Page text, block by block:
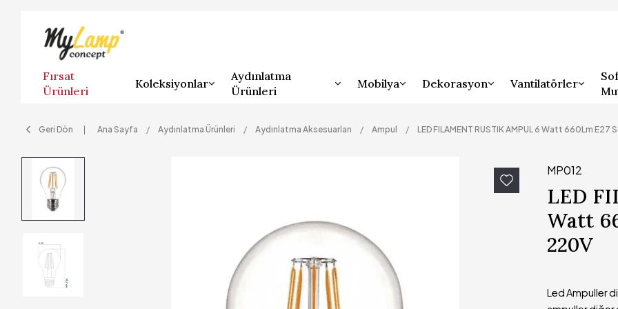
Fırsat
Ürünleri
Koleksiyonlar
Aydınlatma
Ürünleri
Mobilya Dekorasyon Vantilatörler
Geri Dön Ana Sayfa Aydınlatma Ürünleri Aydınlatma Aksesuarları Ampul LED FILAMENT RUSTIK AMPUL 6 Watt 660Lm
MP012
LED
Watt
220V
Led Ampuller